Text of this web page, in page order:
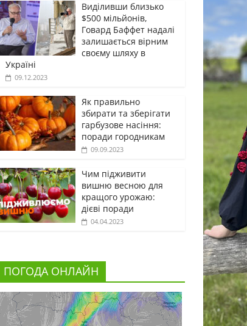
Виділивши близько
$500 мільйонів,
Говард Баффет надалі
залишається вірним
своєму шляху в
Україні
09.12.2023
Як правильно
збирати та зберігати
гарбузове насіння:
поради городникам
09.09.2023
Чим підживити
вишню весною для
кращого урожаю:
дієві поради
04.04.2023
ПОГОДА ОНЛАЙН